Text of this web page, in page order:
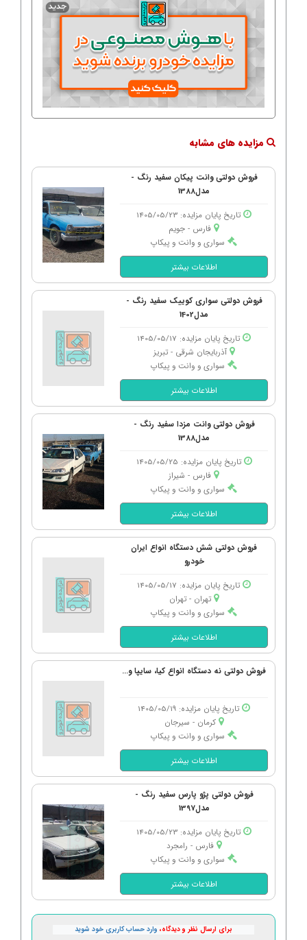
مزایده های مشابه
فروش دولتی وانت پیکان سفید رنگ -
مدل1388
تاریخ پایان مزایده: 1405/05/23
فارس - جویم
سواری و وانت و پیکاپ
اطلاعات بیشتر
فروش دولتی سواری کوییک سفید رنگ -
مدل1402
تاریخ پایان مزایده: 1405/05/17
آذربایجان شرقی - تبریز
سواری و وانت و پیکاپ
اطلاعات بیشتر
فروش دولتی وانت مزدا سفید رنگ -
مدل1388
تاریخ پایان مزایده: 1405/05/25
فارس - شیراز
سواری و وانت و پیکاپ
اطلاعات بیشتر
فروش دولتی شش دستگاه انواع ایران
خودرو
تاریخ پایان مزایده: 1405/05/17
تهران - تهران
سواری و وانت و پیکاپ
اطلاعات بیشتر
فروش دولتی نه دستگاه انواع کیا، سایپا و...
تاریخ پایان مزایده: 1405/05/19
کرمان - سیرجان
سواری و وانت و پیکاپ
اطلاعات بیشتر
فروش دولتی پژو پارس سفید رنگ -
مدل1397
تاریخ پایان مزایده: 1405/05/23
فارس - رامجرد
سواری و وانت و پیکاپ
اطلاعات بیشتر
برای ارسال نظر و دیدگاه، وارد حساب کاربری خود شوید